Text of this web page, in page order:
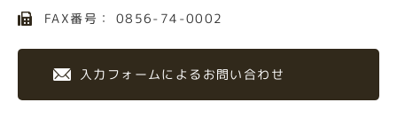
FAX番号： 0856-74-0002
入力フォームによるお問い合わせ